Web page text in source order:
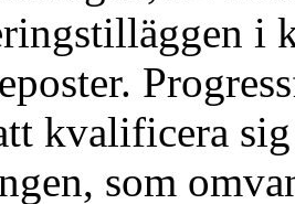
i
kvalificera
som